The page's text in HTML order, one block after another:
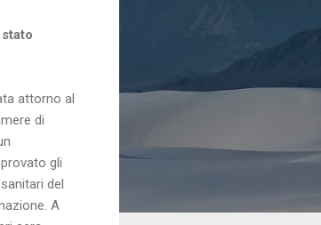
attorno al
di
gli
del
A